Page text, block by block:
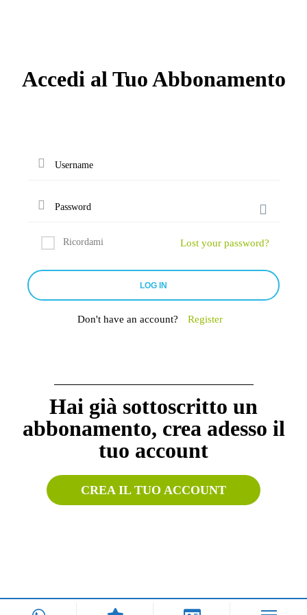
Accedi al Tuo Abbonamento
Ricordami Lost your password?
Don't have an account? Register
Hai già sottoscritto un
abbonamento, crea adesso il
tuo account
CREA IL TUO ACCOUNT